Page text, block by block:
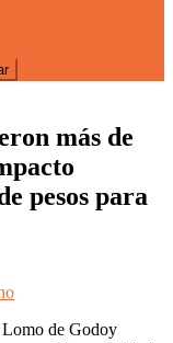
más de
pesos para
Lomo de Godoy